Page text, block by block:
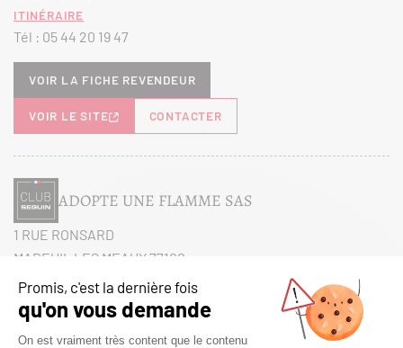
Itinéraire
Tél : 05 44 20 19 47
Voir la fiche revendeur
VOIR LE SITE CONTACTER
ADOPTE UNE FLAMME SAS
1 RUE RONSARD
MAREUIL LES MEAUX 77100
Itinéraire
Tél :01 60 38 27 26